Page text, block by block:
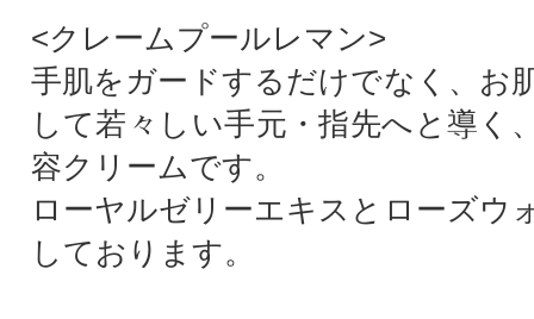
<クレームプールレマン>
手肌をガードするだけでなく、お
して若々しい手元・指先へと導く
容クリームです。
ローヤルゼリーエキスとローズウ
しております。